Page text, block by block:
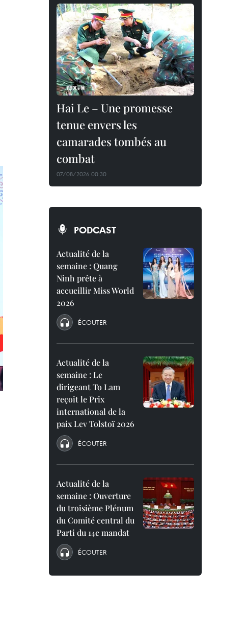
Hai Le – Une promesse
tenue envers les
camarades tombés au
combat
07/08/2026 00:30
PODCAST
Actualité de la
semaine : Quang
Ninh prête à
accueillir Miss World
2026
ÉCOUTER
Actualité de la
semaine : Le
dirigeant To Lam
reçoit le Prix
international de la
paix Lev Tolstoï 2026
ÉCOUTER
Actualité de la
semaine : Ouverture
du troisième Plénum
du Comité central du
Parti du 14e mandat
ÉCOUTER